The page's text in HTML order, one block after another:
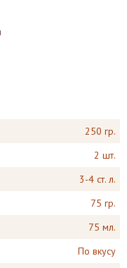
250 гр.
2 шт.
3-4 ст. л.
75 гр.
75 мл.
По вкусу